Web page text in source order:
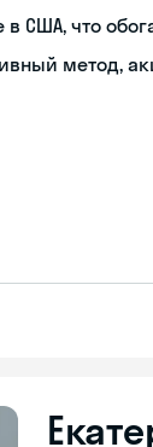
в США, что
метод,